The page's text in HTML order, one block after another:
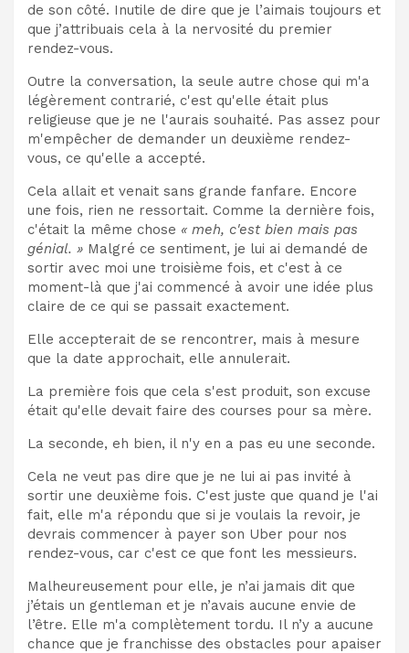
de son côté. Inutile de dire que je l’aimais toujours et
que j’attribuais cela à la nervosité du premier
rendez-vous.
Outre la conversation, la seule autre chose qui m'a
légèrement contrarié, c'est qu'elle était plus
religieuse que je ne l'aurais souhaité. Pas assez pour
m'empêcher de demander un deuxième rendez-
vous, ce qu'elle a accepté.
Cela allait et venait sans grande fanfare. Encore
une fois, rien ne ressortait. Comme la dernière fois,
c'était la même chose « meh, c'est bien mais pas
génial. » Malgré ce sentiment, je lui ai demandé de
sortir avec moi une troisième fois, et c'est à ce
moment-là que j'ai commencé à avoir une idée plus
claire de ce qui se passait exactement.
Elle accepterait de se rencontrer, mais à mesure
que la date approchait, elle annulerait.
La première fois que cela s'est produit, son excuse
était qu'elle devait faire des courses pour sa mère.
La seconde, eh bien, il n'y en a pas eu une seconde.
Cela ne veut pas dire que je ne lui ai pas invité à
sortir une deuxième fois. C'est juste que quand je l'ai
fait, elle m'a répondu que si je voulais la revoir, je
devrais commencer à payer son Uber pour nos
rendez-vous, car c'est ce que font les messieurs.
Malheureusement pour elle, je n’ai jamais dit que
j’étais un gentleman et je n’avais aucune envie de
l’être. Elle m'a complètement tordu. Il n’y a aucune
chance que je franchisse des obstacles pour apaiser